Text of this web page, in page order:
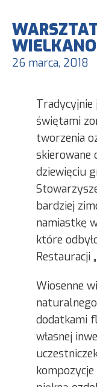
26 marca, 2018
Tradycyjnie
świętami
tworzenia
skierowane
dziewięciu
bardziej
namiastkę
które
Restauracji
Wiosenne
dodatkami
własnej